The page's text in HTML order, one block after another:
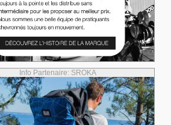
Info Partenaire: SROKA